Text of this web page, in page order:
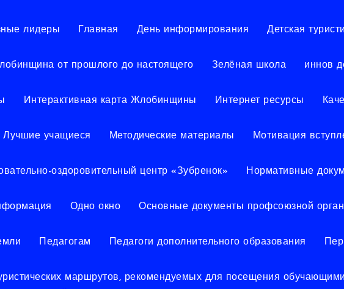
лидеры Главная День информирования Детская
от прошлого до настоящего Зелёная школа иннов
Интерактивная карта Жлобинщины Интернет ресурсы
Лучшие учащиеся Методические материалы Мотивация
оздоровительный центр «Зубренок» Нормативные
Одно окно Основные документы профсоюзной
Педагогам Педагоги дополнительного образования
маршрутов, рекомендуемых для посещения